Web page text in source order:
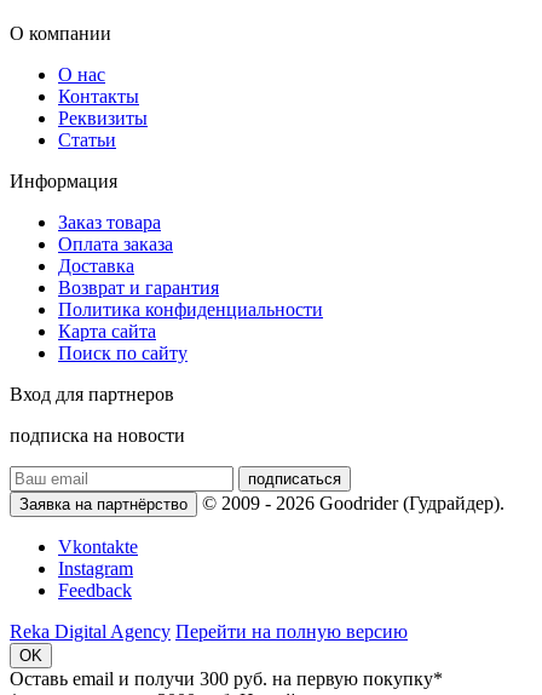
О компании
О нас
Контакты
Реквизиты
Статьи
Информация
Заказ товара
Оплата заказа
Доставка
Возврат и гарантия
Политика конфиденциальности
Карта сайта
Поиск по сайту
Вход для партнеров
подписка на новости
подписаться
Заявка на партнёрство
© 2009 - 2026 Goodrider (Гудрайдер).
Vkontakte
Instagram
Feedback
Reka Digital Agency Перейти на полную версию
OK
Оставь email и получи 300 руб. на первую покупку*